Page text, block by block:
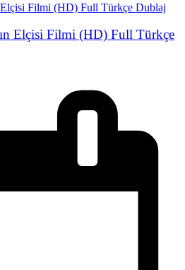
Elçisi Filmi (HD) Full Türkçe